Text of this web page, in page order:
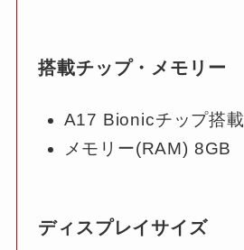
搭載チップ・メモリー
A17 Bionicチップ搭載
メモリー(RAM) 8GB
ディスプレイサイズ